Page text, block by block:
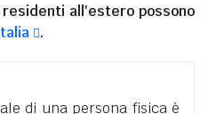
all'esteropossono
.
di una persona fisica è